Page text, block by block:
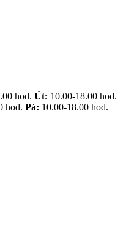
hod. Út: 10.00-18.00 hod.
hod. Pá: 10.00-18.00 hod.